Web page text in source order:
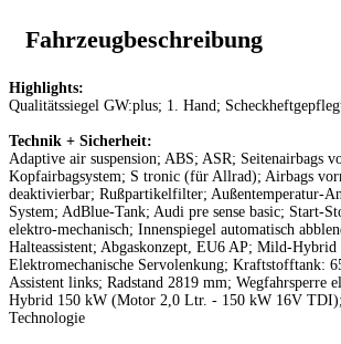
Fahrzeugbeschreibung
Highlights:
Qualitätssiegel GW:plus; 1. Hand;
Technik + Sicherheit:
Adaptive air suspension; ABS; ASR; Seitenairbags
Kopfairbagsystem; S tronic (für Allrad); Airbags
deaktivierbar; Rußpartikelfilter; Außentemperatur-
System; AdBlue-Tank; Audi pre sense basic; Start-
elektro-mechanisch; Innenspiegel automatisch
Halteassistent; Abgaskonzept, EU6 AP; Mild-Hybrid
Elektromechanische Servolenkung; Kraftstofftank:
Assistent links; Radstand 2819 mm; Wegfahrsperre
Hybrid 150 kW (Motor 2,0 Ltr. - 150 kW 16V
Technologie